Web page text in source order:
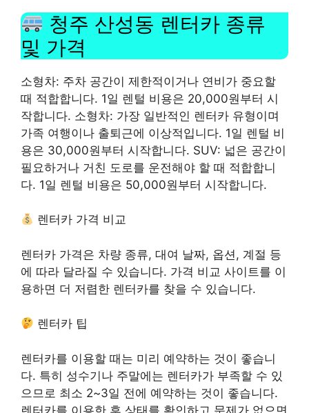
청주 산성동 렌터카 종류
및 가격
소형차: 주차 공간이 제한적이거나 연비가 중요할
때 적합합니다. 1일 렌털 비용은 20,000원부터 시
작합니다. 소형차: 가장 일반적인 렌터카 유형이며
가족 여행이나 출퇴근에 이상적입니다. 1일 렌털 비
용은 30,000원부터 시작합니다. SUV: 넓은 공간이
필요하거나 거친 도로를 운전해야 할 때 적합합니
다. 1일 렌털 비용은 50,000원부터 시작합니다.
렌터카 가격 비교
렌터카 가격은 차량 종류, 대여 날짜, 옵션, 계절 등
에 따라 달라질 수 있습니다. 가격 비교 사이트를 이
용하면 더 저렴한 렌터카를 찾을 수 있습니다.
렌터카 팁
렌터카를 이용할 때는 미리 예약하는 것이 좋습니
다. 특히 성수기나 주말에는 렌터카가 부족할 수 있
으므로 최소 2~3일 전에 예약하는 것이 좋습니다.
렌터카를 이용한 후 상태를 확인하고 문제가 없으면